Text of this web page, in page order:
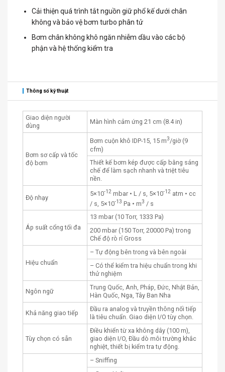
Cải thiện quá trình tắt nguồn giữ phổ kế dưới chân
không và bảo vệ bơm turbo phân tử
Bơm chân không khô ngăn nhiễm dầu vào các bộ
phận và hệ thống kiểm tra
Thông số kỹ thuật
Giao diện người
dùng
Màn hình cảm ứng 21 cm (8.4 in)
Bơm sơ cấp và tốc
độ bơm
Bơm cuộn khô IDP-15, 15 m3/giờ (9
cfm)
Thiết kế bơm kép được cấp bằng sáng
chế để làm sạch nhanh và triệt tiêu
nền.
Độ nhạy
5×10-12 mbar • L / s, 5×10-12 atm • cc
/ s, 5×10-13 Pa • m3 / s
Áp suất cổng tối đa
13 mbar (10 Torr, 1333 Pa)
200 mbar (150 Torr, 20000 Pa) trong
Chế độ rò rỉ Gross
Hiệu chuẩn
– Tự động bên trong và bên ngoài
– Có thể kiểm tra hiệu chuẩn trong khi
thử nghiệm
Ngôn ngữ
Trung Quốc, Anh, Pháp, Đức, Nhật Bản,
Hàn Quốc, Nga, Tây Ban Nha
Khả năng giao tiếp
Đầu ra analog và truyền thông nối tiếp
là tiêu chuẩn. Giao diện I/O tùy chọn.
Tùy chọn có sẵn
Điều khiển từ xa không dây (100 m),
giao diện I/O, Đầu dò môi trường khắc
nghiệt, thiết bị kiểm tra tự động.
– Sniffing